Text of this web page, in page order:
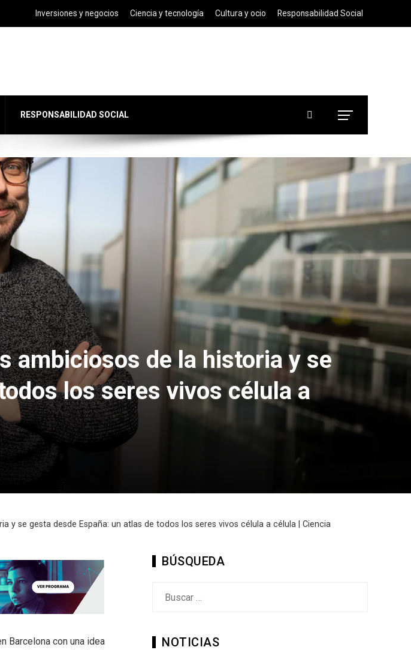
Inversiones y negocios Ciencia y tecnología Cultura y ocio Responsabilidad Social
RESPONSABILIDAD SOCIAL
ambiciosos de la historia y se
los seres vivos célula a
y se gesta desde España: un atlas de todos los seres vivos célula a célula | Ciencia
Barcelona con una idea
BÚSQUEDA
NOTICIAS